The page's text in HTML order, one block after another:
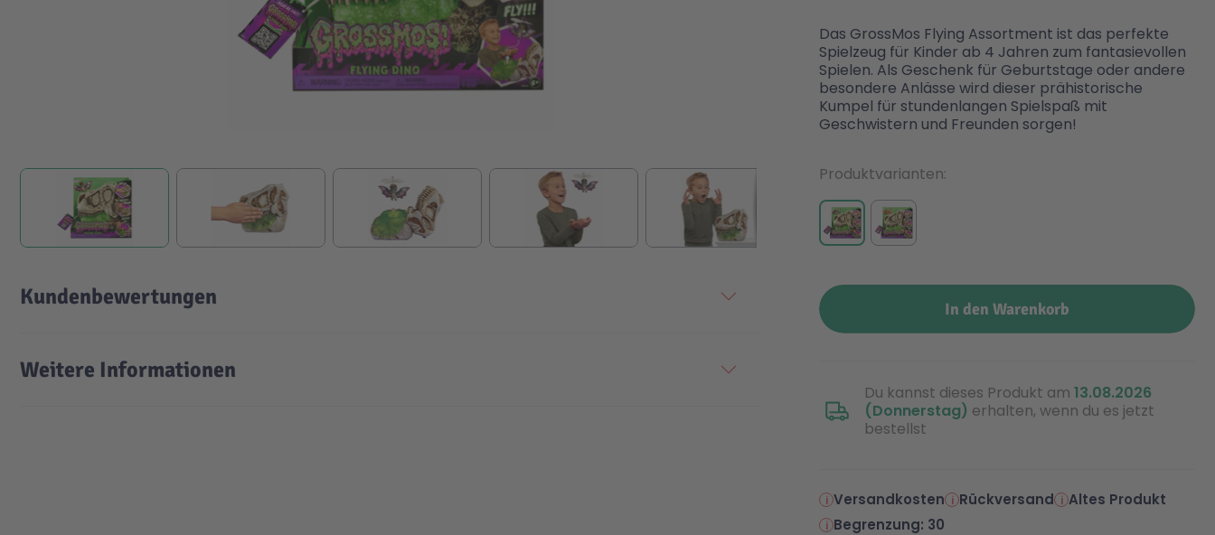
Das GrossMos Flying Assortment ist das perfekte
Spielzeug für Kinder ab 4 Jahren zum fantasievollen
Spielen. Als Geschenk für Geburtstage oder andere
besondere Anlässe wird dieser prähistorische
Kumpel für stundenlangen Spielspaß mit
Geschwistern und Freunden sorgen!
In den Warenkorb
Du kannst dieses Produkt am 13.08.2026
(Donnerstag) erhalten, wenn du es jetzt
bestellst
Produktvarianten
Versandkosten Rückversand
Altes Produkt
Begrenzung: 30
Kundenbewertungen
Weitere Informationen